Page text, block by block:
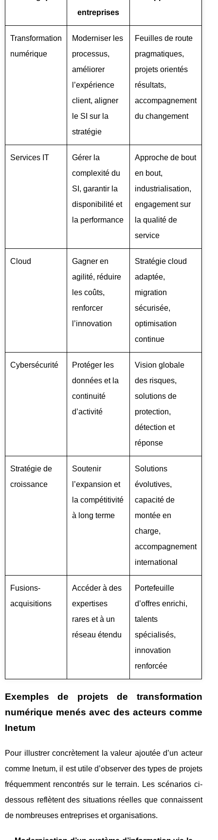
entreprises
Transformation
numérique
Moderniser les
processus,
améliorer
l’expérience
client, aligner
le SI sur la
stratégie
Feuilles de route
pragmatiques,
projets orientés
résultats,
accompagnement
du changement
Services IT
Gérer la
complexité du
SI, garantir la
disponibilité et
la performance
Approche de bout
en bout,
industrialisation,
engagement sur
la qualité de
service
Cloud
Gagner en
agilité, réduire
les coûts,
renforcer
l’innovation
Stratégie cloud
adaptée,
migration
sécurisée,
optimisation
continue
Cybersécurité
Protéger les
données et la
continuité
d’activité
Vision globale
des risques,
solutions de
protection,
détection et
réponse
Stratégie de
croissance
Soutenir
l’expansion et
la compétitivité
à long terme
Solutions
évolutives,
capacité de
montée en
charge,
accompagnement
international
Fusions-
acquisitions
Accéder à des
expertises
rares et à un
réseau étendu
Portefeuille
d’offres enrichi,
talents
spécialisés,
innovation
renforcée
Exemples de projets de transformation
numérique menés avec des acteurs comme
Inetum
Pour illustrer concrètement la valeur ajoutée d’un acteur
comme Inetum, il est utile d’observer des types de projets
fréquemment rencontrés sur le terrain. Les scénarios ci-
dessous reflètent des situations réelles que connaissent
de nombreuses entreprises et organisations.